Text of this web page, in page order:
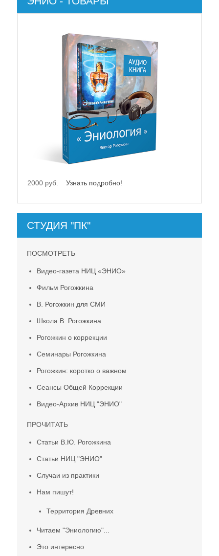
2000 руб. Узнать подробно!
СТУДИЯ "ПК"
ПОСМОТРЕТЬ
Видео-газета НИЦ «ЭНИО»
Фильм Рогожкина
В. Рогожкин для СМИ
Школа В. Рогожкина
Рогожкин о коррекции
Семинары Рогожкина
Рогожкин: коротко о важном
Сеансы Общей Коррекции
Видео-Архив НИЦ "ЭНИО"
ПРОЧИТАТЬ
Статьи В.Ю. Рогожкина
Статьи НИЦ "ЭНИО"
Случаи из практики
Нам пишут!
Территория Древних
Читаем "Эниологию"...
Это интересно